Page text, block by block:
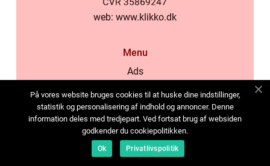
web: www.klikko.dk
Menu
Ads
Cookies
Contact
Sitemap
På vores website bruges cookies til at huske dine indstillinger,
statistik og personalisering af indhold og annoncer. Denne
information deles med tredjepart. Ved fortsat brug af websiden
godkender du cookiepolitikken.
Ok Privatlivspolitik